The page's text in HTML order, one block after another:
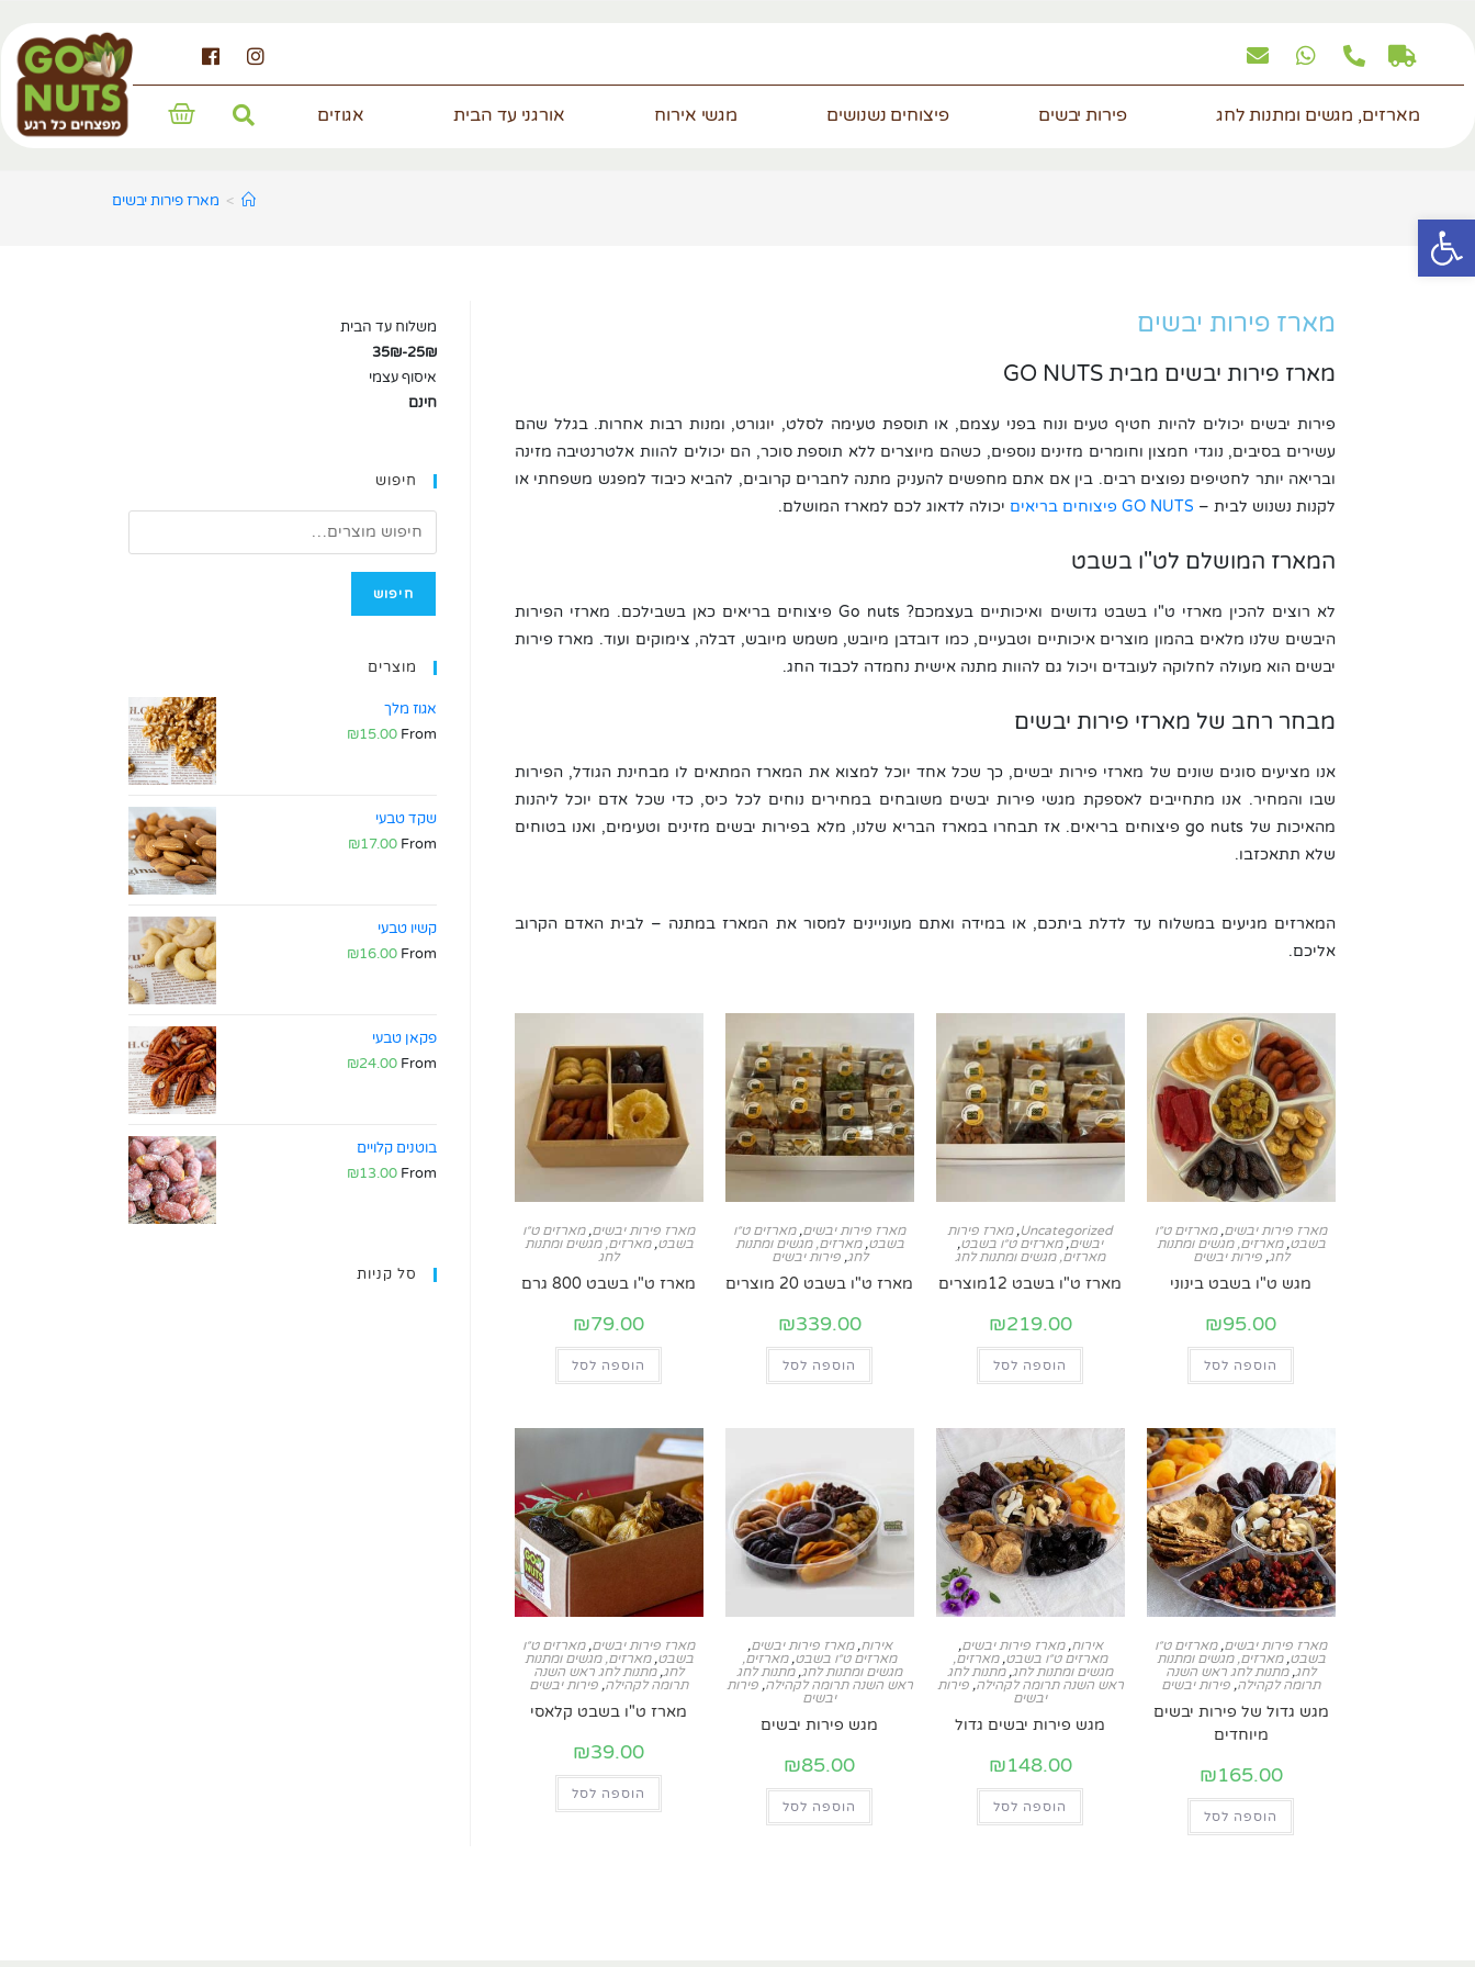
מארזים, מגשים ומתנות לחג פירות יבשים פיצוחים נשנושים מגשי אירוח אורגני עד הבית אגוזים
> מארז פירות יבשים
מארז פירות יבשים
מארז פירות יבשים מבית GO NUTS
פירות יבשים יכולים להיות חטיף טעים ונוח בפני עצמם, או תוספת טעימה לסלט, יוגורט, ומנות רבות אחרות. בגלל שהם
עשירים בסיבים, נוגדי חמצון וחומרים מזינים נוספים, כשהם מיוצרים ללא תוספת סוכר, הם יכולים להוות אלטרנטיבה מזינה
ובריאה יותר לחטיפים נפוצים רבים. בין אם אתם מחפשים להעניק מתנה לחברים קרובים, להביא כיבוד למפגש משפחתי או
לקנות נשנוש לבית – GO NUTS פיצוחים בריאים יכולה לדאוג לכם למארז המושלם.
המארז המושלם לט"ו בשבט
לא רוצים להכין מארזי ט"ו בשבט גדושים ואיכותיים בעצמכם? Go nuts פיצוחים בריאים כאן בשבילכם. מארזי הפירות
היבשים שלנו מלאים בהמון מוצרים איכותיים וטבעיים, כמו דובדבן מיובש, משמש מיובש, דבלה, צימוקים ועוד. מארז פירות
יבשים הוא מעולה לחלוקה לעובדים ויכול גם להוות מתנה אישית נחמדה לכבוד החג.
מבחר רחב של מארזי פירות יבשים
אנו מציעים סוגים שונים של מארזי פירות יבשים, כך שכל אחד יוכל למצוא את המארז המתאים לו מבחינת הגודל, הפירות
שבו והמחיר. אנו מתחייבים לאספקת מגשי פירות יבשים משובחים במחירים נוחים לכל כיס, כדי שכל אדם יוכל ליהנות
מהאיכות של go nuts פיצוחים בריאים. אז תבחרו במארז הבריא שלנו, מלא בפירות יבשים מזינים וטעימים, ואנו בטוחים
שלא תתאכזבו.
המארזים מגיעים במשלוח עד לדלת ביתכם, או במידה ואתם מעוניינים למסור את המארז במתנה – לבית האדם הקרוב
אליכם.
מארז פירות יבשים,מארזים ט״ו
בשבט,מארזים, מגשים ומתנות
לחג,פירות יבשים
מגש ט"ו בשבט בינוני
₪95.00
הוספה לסל
Uncategorized
,מארז פירות
יבשים,מארזים ט״ו בשבט,
מארזים, מגשים ומתנות לחג
מארז ט"ו בשבט 12מוצרים
₪219.00
הוספה לסל
מארז פירות יבשים,מארזים ט״ו
בשבט,מארזים, מגשים ומתנות
לחג,פירות יבשים
מארז ט"ו בשבט 20 מוצרים
₪339.00
הוספה לסל
מארז פירות יבשים,מארזים ט״ו
בשבט,מארזים, מגשים ומתנות
לחג
מארז ט"ו בשבט 800 גרם
₪79.00
הוספה לסל
מארז פירות יבשים,מארזים ט״ו
בשבט,מארזים, מגשים ומתנות
לחג,מתנות לחג ראש השנה
תרומה לקהילה, פירות יבשים
מגש גדול של פירות יבשים
מיוחדים
₪165.00
הוספה לסל
אירוח,מארז פירות יבשים,
מארזים ט״ו בשבט,מארזים,
מגשים ומתנות לחג,מתנות לחג
ראש השנה תרומה לקהילה,פירות
יבשים
מגש פירות יבשים גדול
₪148.00
הוספה לסל
אירוח,מארז פירות יבשים,
מארזים ט״ו בשבט,מארזים,
מגשים ומתנות לחג,מתנות לחג
ראש השנה תרומה לקהילה,פירות
יבשים
מגש פירות יבשים
₪85.00
הוספה לסל
מארז פירות יבשים,מארזים ט״ו
בשבט,מארזים, מגשים ומתנות
לחג,מתנות לחג ראש השנה
תרומה לקהילה, פירות יבשים
מארז ט"ו בשבט קלאסי
₪39.00
הוספה לסל
משלוח עד הבית
25₪-35₪
איסוף עצמי
חינם
חיפוש
חיפוש
מוצרים
אגוז מלך
From
₪15.00
שקד טבעי
From
₪17.00
קשיו טבעי
From
₪16.00
פקאן טבעי
From
₪24.00
בוטנים קלויים
From
₪13.00
סל קניות
פתח סרגל נגישות